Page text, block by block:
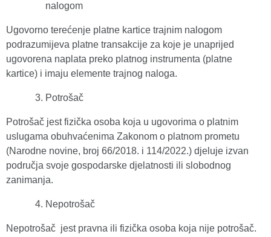
nalogom
Ugovorno terećenje platne kartice trajnim nalogom
podrazumijeva platne transakcije za koje je unaprijed
ugovorena naplata preko platnog instrumenta (platne
kartice) i imaju elemente trajnog naloga.
Potrošač
Potrošač jest fizička osoba koja u ugovorima o platnim
uslugama obuhvaćenima Zakonom o platnom prometu
(Narodne novine, broj 66/2018. i 114/2022.) djeluje izvan
područja svoje gospodarske djelatnosti ili slobodnog
zanimanja.
Nepotrošač
Nepotrošač jest pravna ili fizička osoba koja nije potrošač.